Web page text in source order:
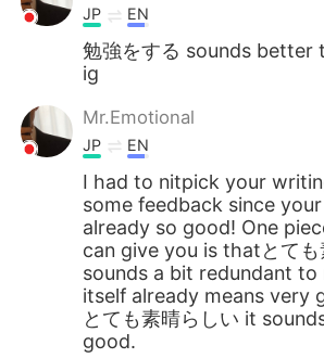
JP EN
勉強をする sounds better
ig
Mr.Emotional
JP EN
I had to nitpick your
some feedback since
already so good! One
can give you is thatとても
sounds a bit redundant to
itself already means very
とても素晴らしい it
good.